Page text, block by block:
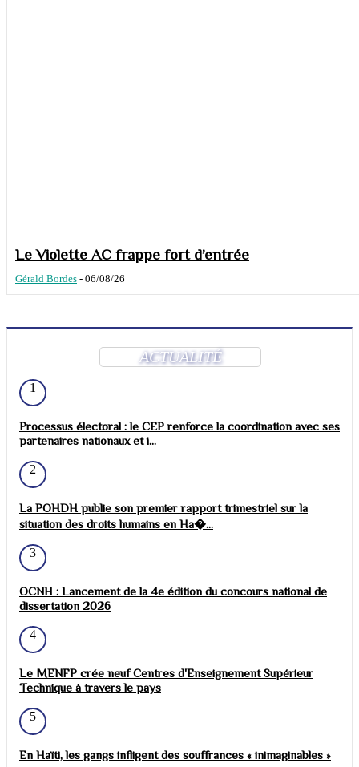
Le Violette AC frappe fort d’entrée
Gérald Bordes - 06/08/26
ACTUALITÉ
1
Processus électoral : le CEP renforce la coordination avec ses
partenaires nationaux et i...
2
La POHDH publie son premier rapport trimestriel sur la
situation des droits humains en Ha�...
3
OCNH : Lancement de la 4e édition du concours national de
dissertation 2026
4
Le MENFP crée neuf Centres d'Enseignement Supérieur
Technique à travers le pays
5
En Haïti, les gangs infligent des souffrances « inimaginables »